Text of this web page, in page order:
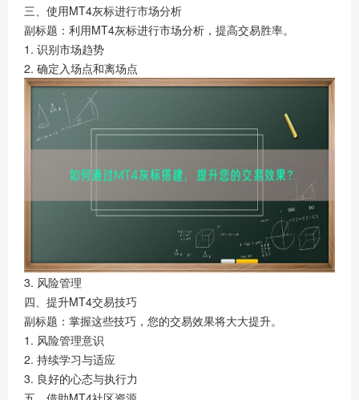
三、使用MT4灰标进行市场分析
副标题：利用MT4灰标进行市场分析，提高交易胜率。
1. 识别市场趋势
2. 确定入场点和离场点
3. 风险管理
四、提升MT4交易技巧
副标题：掌握这些技巧，您的交易效果将大大提升。
1. 风险管理意识
2. 持续学习与适应
3. 良好的心态与执行力